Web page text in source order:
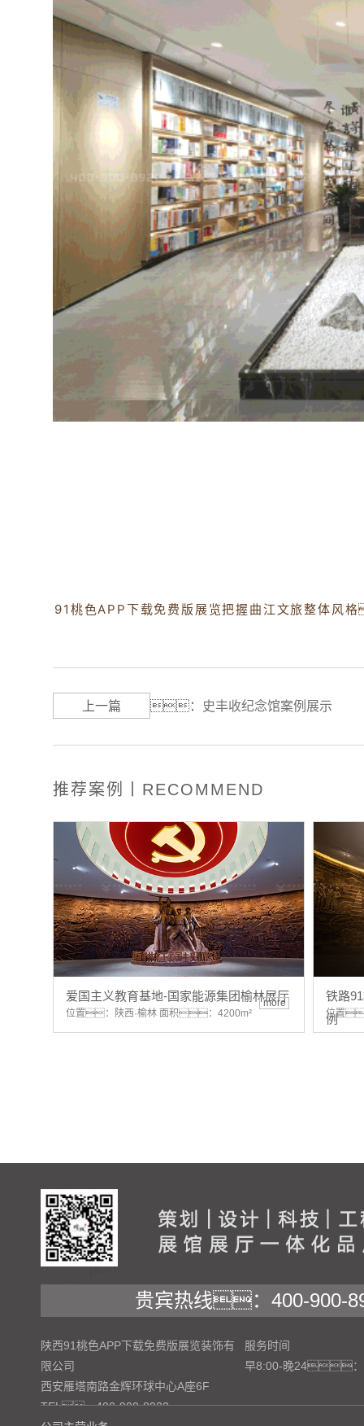
91桃色APP下载免费版展览把握曲江文旅整体
上一篇 ： 史丰收纪念馆案例展示
推荐案例丨RECOMMEND
爱国主义教育基地-国家能源集团榆林展厅
位置：陕西·榆林 面积：4200m²
more
铁路
例
位置
贵宾热线：400-900-
陕西91桃色APP下载免费版展览装饰有
限公司
西安雁塔南路金辉环球中心A座6F
TEL：400-900-8922
服务时间
早8:00-晚24：